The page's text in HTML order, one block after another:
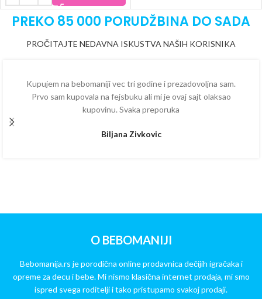
PREKO 85 000 PORUDŽBINA DO SADA
PROČITAJTE NEDAVNA ISKUSTVA NAŠIH KORISNIKA
Kupujem na bebomaniji vec tri godine i prezadovoljna sam.
Prvo sam kupovala na fejsbuku ali mi je ovaj sajt olaksao
kupovinu. Svaka preporuka
Biljana Zivkovic
O BEBOMANIJI
Bebomanija.rs je porodična online prodavnica dečijih igračaka i
opreme za decu i bebe. Mi nismo klasična internet prodaja, mi smo
ispred svega roditelji i tako pristupamo svakoj prodaji.